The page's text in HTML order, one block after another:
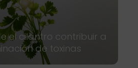
el cilantro contribuir a
de toxinas